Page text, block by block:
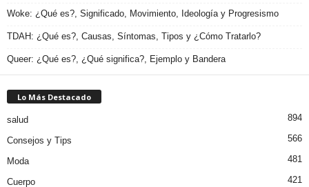
Woke: ¿Qué es?, Significado, Movimiento, Ideología y Progresismo
TDAH: ¿Qué es?, Causas, Síntomas, Tipos y ¿Cómo Tratarlo?
Queer: ¿Qué es?, ¿Qué significa?, Ejemplo y Bandera
Lo Más Destacado
salud 894
Consejos y Tips 566
Moda 481
Cuerpo 421